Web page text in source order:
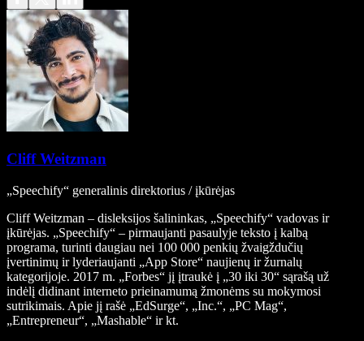
Cliff Weitzman
„Speechify“ generalinis direktorius / įkūrėjas
Cliff Weitzman – disleksijos šalininkas, „Speechify“ vadovas ir
įkūrėjas. „Speechify“ – pirmaujanti pasaulyje teksto į kalbą
programa, turinti daugiau nei 100 000 penkių žvaigždučių
įvertinimų ir lyderiaujanti „App Store“ naujienų ir žurnalų
kategorijoje. 2017 m. „Forbes“ jį įtraukė į „30 iki 30“ sąrašą už
indėlį didinant interneto prieinamumą žmonėms su mokymosi
sutrikimais. Apie jį rašė „EdSurge“, „Inc.“, „PC Mag“,
„Entrepreneur“, „Mashable“ ir kt.